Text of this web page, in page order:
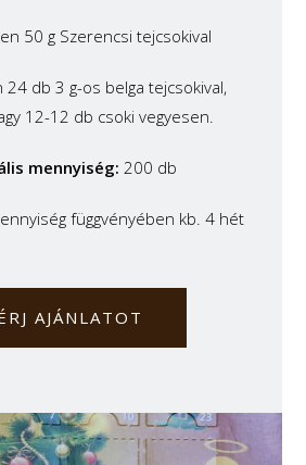
50 g Szerencsi tejcsokival
db 3 g-os belga tejcsokival,
12-12 db csoki vegyesen.
mennyiség: 200 db
függvényében kb. 4 hét
AJÁNLATOT